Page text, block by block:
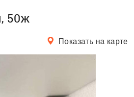
50ж
Показать на карте